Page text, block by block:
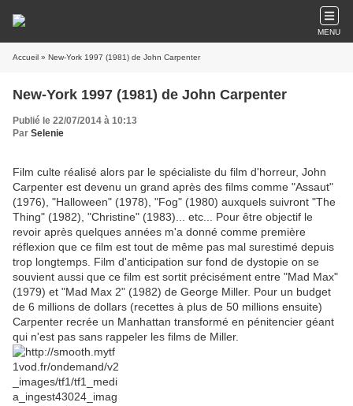
MENU
Accueil » New-York 1997 (1981) de John Carpenter
New-York 1997 (1981) de John Carpenter
Publié le 22/07/2014 à 10:13
Par Selenie
Film culte réalisé alors par le spécialiste du film d'horreur, John
Carpenter est devenu un grand après des films comme "Assaut"
(1976), "Halloween" (1978), "Fog" (1980) auxquels suivront "The
Thing" (1982), "Christine" (1983)... etc... Pour être objectif le
revoir après quelques années m'a donné comme première
réflexion que ce film est tout de même pas mal surestimé depuis
trop longtemps. Film d'anticipation sur fond de dystopie on se
souvient aussi que ce film est sortit précisément entre "Mad Max"
(1979) et "Mad Max 2" (1982) de George Miller. Pour un budget
de 6 millions de dollars (recettes à plus de 50 millions ensuite)
Carpenter recrée un Manhattan transformé en pénitencier géant
qui n'est pas sans rappeler les films de Miller.